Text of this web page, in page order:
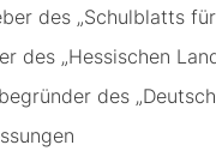
des „Schulblatts
des „Hessischen
des